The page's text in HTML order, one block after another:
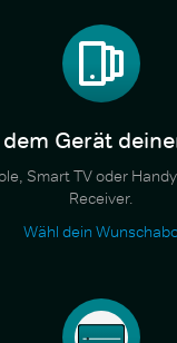
Gerät
Smart TV oder
Receiver.
Wähl dein